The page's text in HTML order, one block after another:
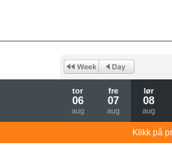
tor
06
aug
fre
07
aug
lør
08
aug
Klikk på